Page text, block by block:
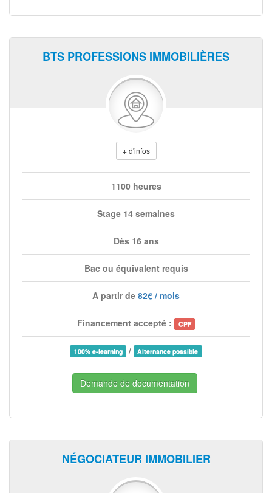
BTS PROFESSIONS IMMOBILIÈRES
+ d'infos
1100 heures
Stage 14 semaines
Dès 16 ans
Bac ou équivalent requis
A partir de 82€ / mois
Financement accepté : CPF
100% e-learning / Alternance possible
Demande de documentation
NÉGOCIATEUR IMMOBILIER